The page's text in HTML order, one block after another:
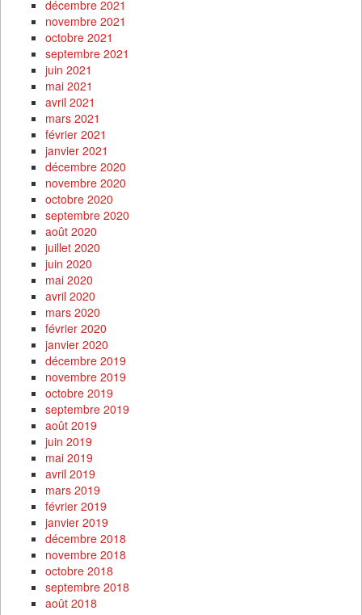
décembre 2021
novembre 2021
octobre 2021
septembre 2021
juin 2021
mai 2021
avril 2021
mars 2021
février 2021
janvier 2021
décembre 2020
novembre 2020
octobre 2020
septembre 2020
août 2020
juillet 2020
juin 2020
mai 2020
avril 2020
mars 2020
février 2020
janvier 2020
décembre 2019
novembre 2019
octobre 2019
septembre 2019
août 2019
juin 2019
mai 2019
avril 2019
mars 2019
février 2019
janvier 2019
décembre 2018
novembre 2018
octobre 2018
septembre 2018
août 2018